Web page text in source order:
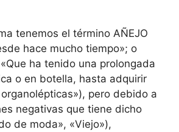
tenemos el término AÑEJO
hace mucho tiempo»; o
ha tenido una prolongada
o en botella, hasta adquirir
pero debido a
negativas que tiene dicho
de moda», «Viejo»),